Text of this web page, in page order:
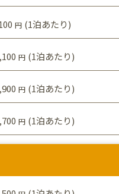
円 (1泊あたり)
円 (1泊あたり)
円 (1泊あたり)
円 (1泊あたり)